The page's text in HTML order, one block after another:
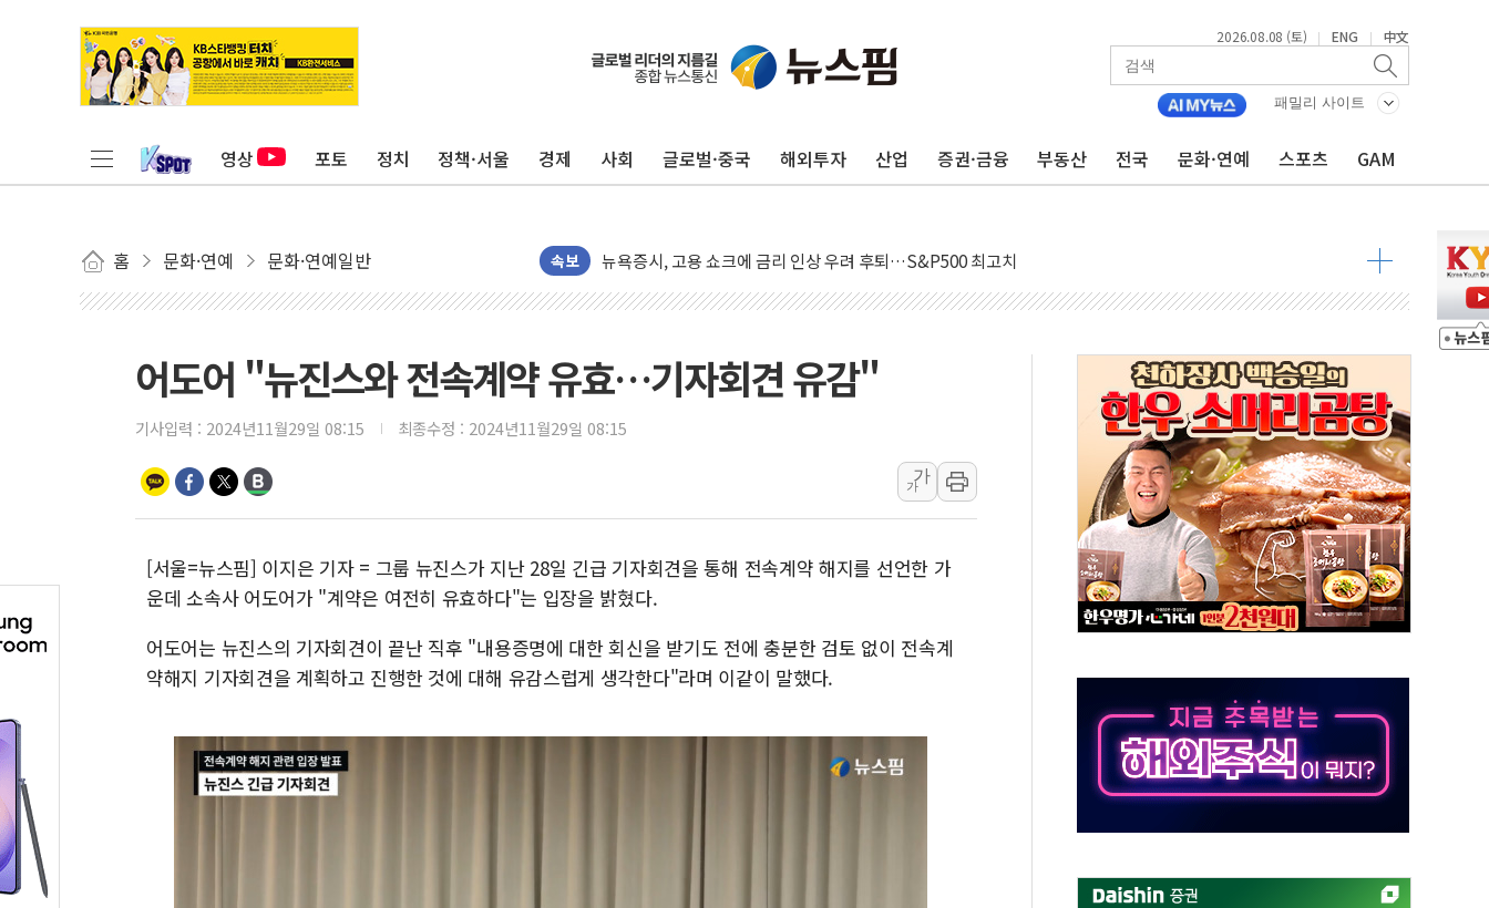
2026.08.08 (토) | ENG | 中文
패밀리 사이트
영상 포토 정치 정책·서울 경제 사회 글로벌·중국 해외투자 산업 증권·금융 부동산 전국 문화·연예 스포츠 GAM
홈 문화·연예 문화·연예일반 속보
민주, 오늘 제주·인천 경선 결과 발표...'김민석 재역전 vs 정청래 격차 확대'
한상협, 업계 개인정보 보안 새판 짠다…'자율규제단체' 타진
트럼프, 쿡 연준 이사 해임 재추진…"26일까지 의혹 소명" 요구
유럽증시, 美 고용 예상 밖 부진에 연준 금리 인상 가능성 낮아지며 상승… STOXX 600 지수는 나흘 연속 최고치
[종합] 이슬람 수니파 3국, '공동방위협정' 체결… 이스라엘·이란 위협에 맞설 자체 억지력 강화
트럼프, 백신·자폐증 행정명령 검토…"이르면 다음 주"
美 항소법원, 백악관 무도회장 공사 중단 명령…트럼프 제동
이란 핵심 원유 수출항 '하르그섬', 최근 1주일 이상 '올스톱'… 美 해상봉쇄 영향
美 고용 쇼크에 엔화 장중 급등…시장은 "또 개입했나" 촉각
[AI MY 뉴스] 뉴욕 반도체주 프리뷰...美 고용 쇼크에 반도체주 '활짝'
뉴욕증시 프리뷰, 美 고용 쇼크에 금리 인상 우려 후퇴…나스닥 선물 1%대 상승
[종합] 美 7월 고용 2만3000명 감소 '쇼크'…9월 금리 인상 기대 후퇴
뉴욕증시 개장 전 특징주...아틀라시안·클라우드플레어·태양광주↑ VS 트레이드데스크·웬디스↓
보훈부, 미 DPAA와 MOU… "6·25 미군 실종자 7359명 끝까지 찾겠다"
특정 정치인 측근 포항시 정책특보 내정설...포항시 '시끌'
李 "해남 태양광, 대한민국 다음 100년 밑거름…수도권 집중 완화 전환점"
어도어 "뉴진스와 전속계약 유효…기자회견 유감"
기사입력 : 2024년11월29일 08:15 최종수정 : 2024년11월29일 08:15
가
가
[서울=뉴스핌] 이지은 기자 = 그룹 뉴진스가 지난 28일 긴급 기자회견을 통해 전속계약 해지를 선언한 가
운데 소속사 어도어가 "계약은 여전히 유효하다"는 입장을 밝혔다.
어도어는 뉴진스의 기자회견이 끝난 직후 "내용증명에 대한 회신을 받기도 전에 충분한 검토 없이 전속계
약해지 기자회견을 계획하고 진행한 것에 대해 유감스럽게 생각한다"라며 이같이 말했다.